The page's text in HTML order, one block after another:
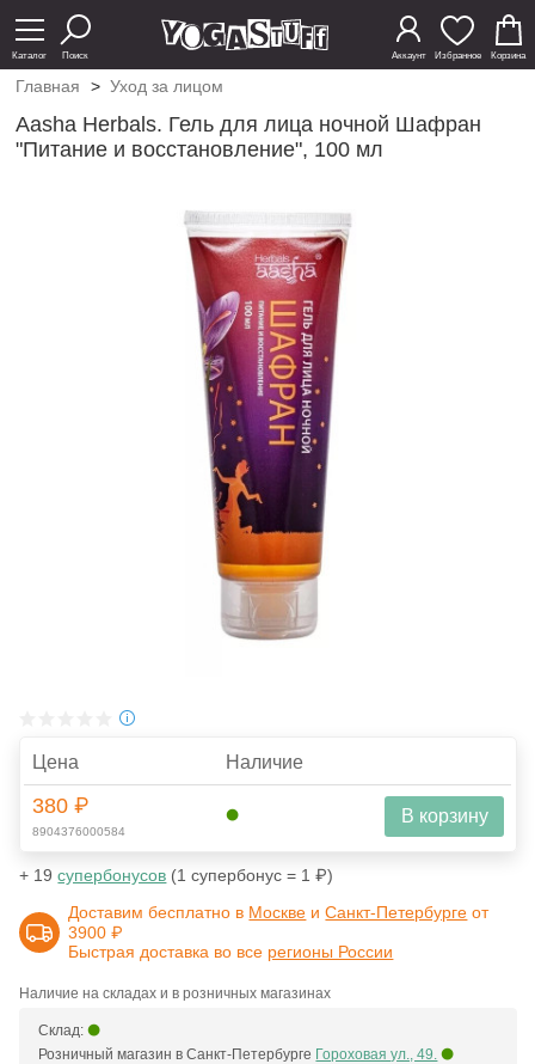
Каталог Поиск Аккаунт Избранное Корзина
Главная > Уход за лицом
Aasha Herbals. Гель для лица ночной Шафран
"Питание и восстановление", 100 мл
Цена Наличие
380 ₽
8904376000584
В корзину
+ 19супербонусов (1 супербонус = 1 ₽)
Доставим бесплатно в Москве иСанкт-Петербурге от
3900 ₽
Быстрая доставка во все регионы России
Наличие на складах и в розничных магазинах
Склад:
Розничный магазин в Санкт-Петербурге Гороховая ул., 49.